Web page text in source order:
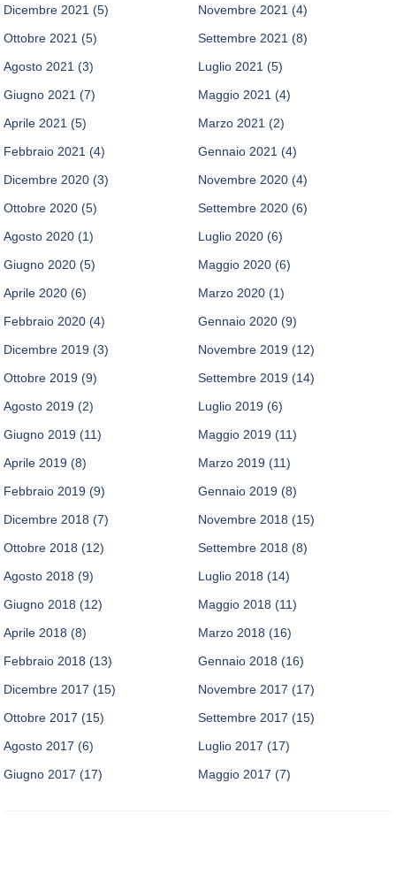
Dicembre 2021 (5) Novembre 2021 (4)
Ottobre 2021 (5) Settembre 2021 (8)
Agosto 2021 (3) Luglio 2021 (5)
Giugno 2021 (7) Maggio 2021 (4)
Aprile 2021 (5) Marzo 2021 (2)
Febbraio 2021 (4) Gennaio 2021 (4)
Dicembre 2020 (3) Novembre 2020 (4)
Ottobre 2020 (5) Settembre 2020 (6)
Agosto 2020 (1) Luglio 2020 (6)
Giugno 2020 (5) Maggio 2020 (6)
Aprile 2020 (6) Marzo 2020 (1)
Febbraio 2020 (4) Gennaio 2020 (9)
Dicembre 2019 (3) Novembre 2019 (12)
Ottobre 2019 (9) Settembre 2019 (14)
Agosto 2019 (2) Luglio 2019 (6)
Giugno 2019 (11) Maggio 2019 (11)
Aprile 2019 (8) Marzo 2019 (11)
Febbraio 2019 (9) Gennaio 2019 (8)
Dicembre 2018 (7) Novembre 2018 (15)
Ottobre 2018 (12) Settembre 2018 (8)
Agosto 2018 (9) Luglio 2018 (14)
Giugno 2018 (12) Maggio 2018 (11)
Aprile 2018 (8) Marzo 2018 (16)
Febbraio 2018 (13) Gennaio 2018 (16)
Dicembre 2017 (15) Novembre 2017 (17)
Ottobre 2017 (15) Settembre 2017 (15)
Agosto 2017 (6) Luglio 2017 (17)
Giugno 2017 (17) Maggio 2017 (7)